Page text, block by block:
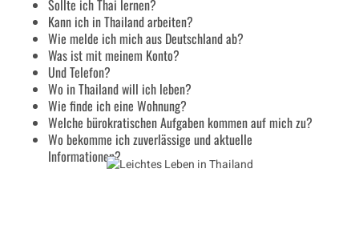
Sollte ich Thai lernen?
Kann ich in Thailand arbeiten?
Wie melde ich mich aus Deutschland ab?
Was ist mit meinem Konto?
Und Telefon?
Wo in Thailand will ich leben?
Wie finde ich eine Wohnung?
Welche bürokratischen Aufgaben kommen auf mich zu?
Wo bekomme ich zuverlässige und aktuelle
Informationen?